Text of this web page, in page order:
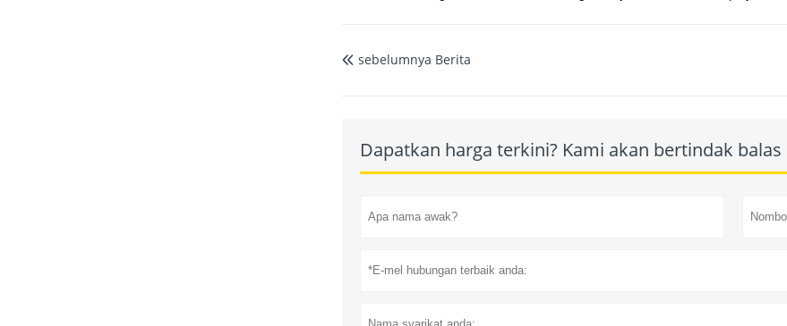
 sebelumnya Berita
Dapatkan harga terkini? Kami akan bertindak